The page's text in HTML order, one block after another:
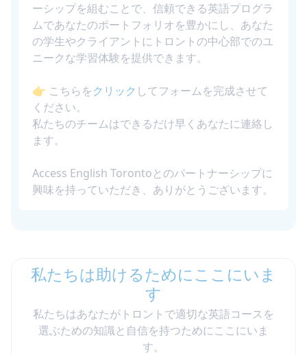
ーシップを組むことで、信頼できる英語プログラ
ムであなたのポートフォリオを豊かにし、あなた
の学生やクライアントにトロントの中心部でのユ
ニークな学習体験を提供できます。
👉 こちらをクリック してフォームを完成させて
ください。
私たちのチームはできるだけ早くあなたに連絡し
ます。
Access English Torontoとのパートナーシップに
興味を持っていただき、ありがとうございます。
私たちは助けるためにここにいま
す
私たちはあなたがトロントで適切な英語コースを
選ぶための知識と自信を持つためにここにいま
す。